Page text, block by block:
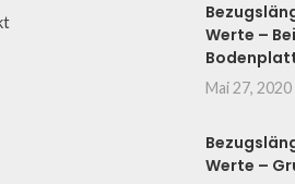
Werte –
Mai 27, 2020
Werte –